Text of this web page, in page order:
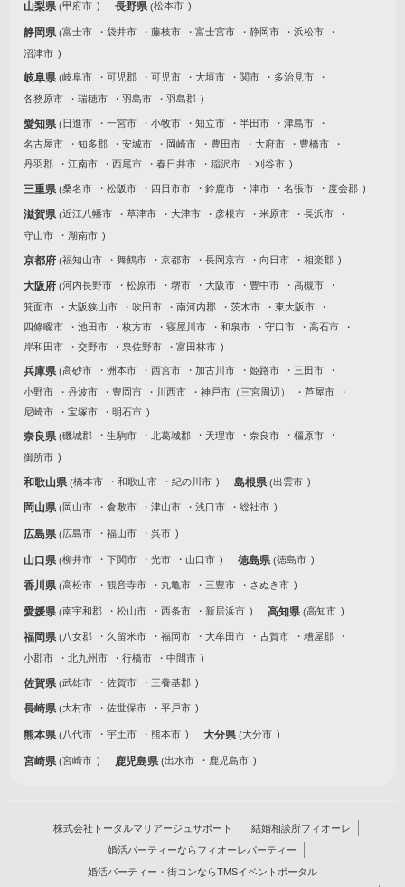
山梨県 甲府市 長野県 松本市
静岡県 富士市 袋井市 藤枝市 富士宮市 静岡市
浜松市
沼津市
岐阜県 岐阜市 可児郡 可児市 大垣市 関市
多治見市
各務原市
瑞穂市 羽島市 羽島郡
愛知県 日進市 一宮市 小牧市 知立市 半田市
津島市
名古屋市
知多郡 安城市 岡崎市 豊田市 大府市
豊橋市
丹羽郡
江南市 西尾市 春日井市 稲沢市 刈谷市
三重県 桑名市 松阪市 四日市市 鈴鹿市 津市 名張市 度会郡
滋賀県 近江八幡市 草津市 大津市 彦根市 米原市
長浜市
守山市
湖南市
京都府 福知山市 舞鶴市 京都市 長岡京市 向日市 相楽郡
大阪府 河内長野市 松原市 堺市 大阪市 豊中市
高槻市
箕面市
大阪狭山市 吹田市 南河内郡 茨木市
東大阪市
四條畷市
池田市 枚方市 寝屋川市 和泉市 守口市
高石市
岸和田市
交野市 泉佐野市 富田林市
兵庫県 高砂市 洲本市 西宮市 加古川市 姫路市
三田市
小野市
丹波市 豊岡市 川西市 神戸市（三宮周辺）
芦屋市
尼崎市
宝塚市 明石市
奈良県 磯城郡 生駒市 北葛城郡 天理市 奈良市
橿原市
御所市
和歌山県 橋本市 和歌山市 紀の川市 島根県 出雲市
岡山県 岡山市 倉敷市 津山市 浅口市 総社市
広島県 広島市 福山市 呉市
山口県 柳井市 下関市 光市 山口市 徳島県 徳島市
香川県 高松市 観音寺市 丸亀市 三豊市 さぬき市
愛媛県 南宇和郡 松山市 西条市 新居浜市 高知県 高知市
福岡県 八女郡 久留米市 福岡市 大牟田市 古賀市
糟屋郡
小郡市
北九州市 行橋市 中間市
佐賀県 武雄市 佐賀市 三養基郡
長崎県 大村市 佐世保市 平戸市
熊本県 八代市 宇土市 熊本市 大分県 大分市
宮崎県 宮崎市 鹿児島県 出水市 鹿児島市
株式会社トータルマリアージュサポート
結婚相談所フィオーレ
婚活パーティーならフィオーレパーティー
婚活パーティー・街コンならTMSイベントポータル